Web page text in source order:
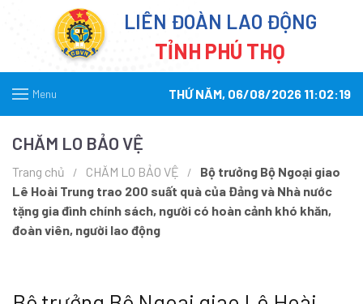
LIÊN ĐOÀN LAO ĐỘNG
TỈNH PHÚ THỌ
Menu THỨ NĂM, 06/08/2026 11:02:19
CHĂM LO BẢO VỆ
Trang chủ CHĂM LO BẢO VỆ
Bộ trưởng Bộ Ngoại giao
Lê Hoài Trung trao 200 suất quà của Đảng và Nhà nước
tặng gia đình chính sách, người có hoàn cảnh khó khăn,
đoàn viên, người lao động